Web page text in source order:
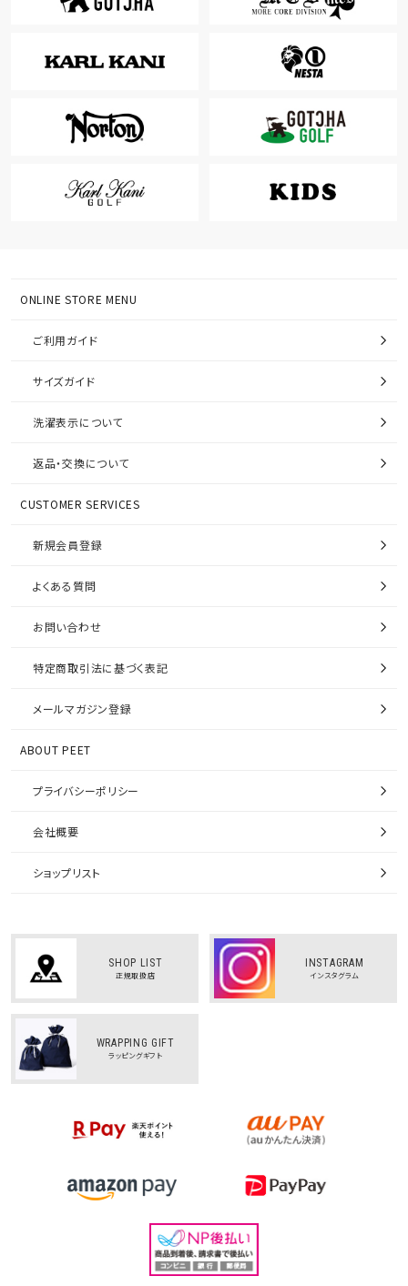
ONLINE STORE MENU
ご利用ガイド
サイズガイド
洗濯表示について
返品・交換について
CUSTOMER SERVICES
新規会員登録
よくある質問
お問い合わせ
特定商取引法に基づく表記
メールマガジン登録
ABOUT PEET
プライバシーポリシー
会社概要
ショップリスト
SHOP LIST
正規取扱店
INSTAGRAM
インスタグラム
WRAPPING GIFT
ラッピングギフト